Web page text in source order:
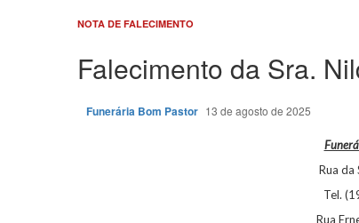
NOTA DE FALECIMENTO
Falecimento da Sra.
Funerária Bom Pastor 13 de agosto de 2025
Rua da
Tel.
Rua